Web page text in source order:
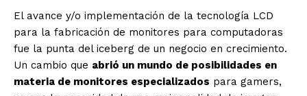
El avance y/o implementación de la tecnología LCD
para la fabricación de monitores para computadoras
fue la punta del iceberg de un negocio en crecimiento.
Un cambio que abrió un mundo de posibilidades en
materia de monitores especializados para gamers,